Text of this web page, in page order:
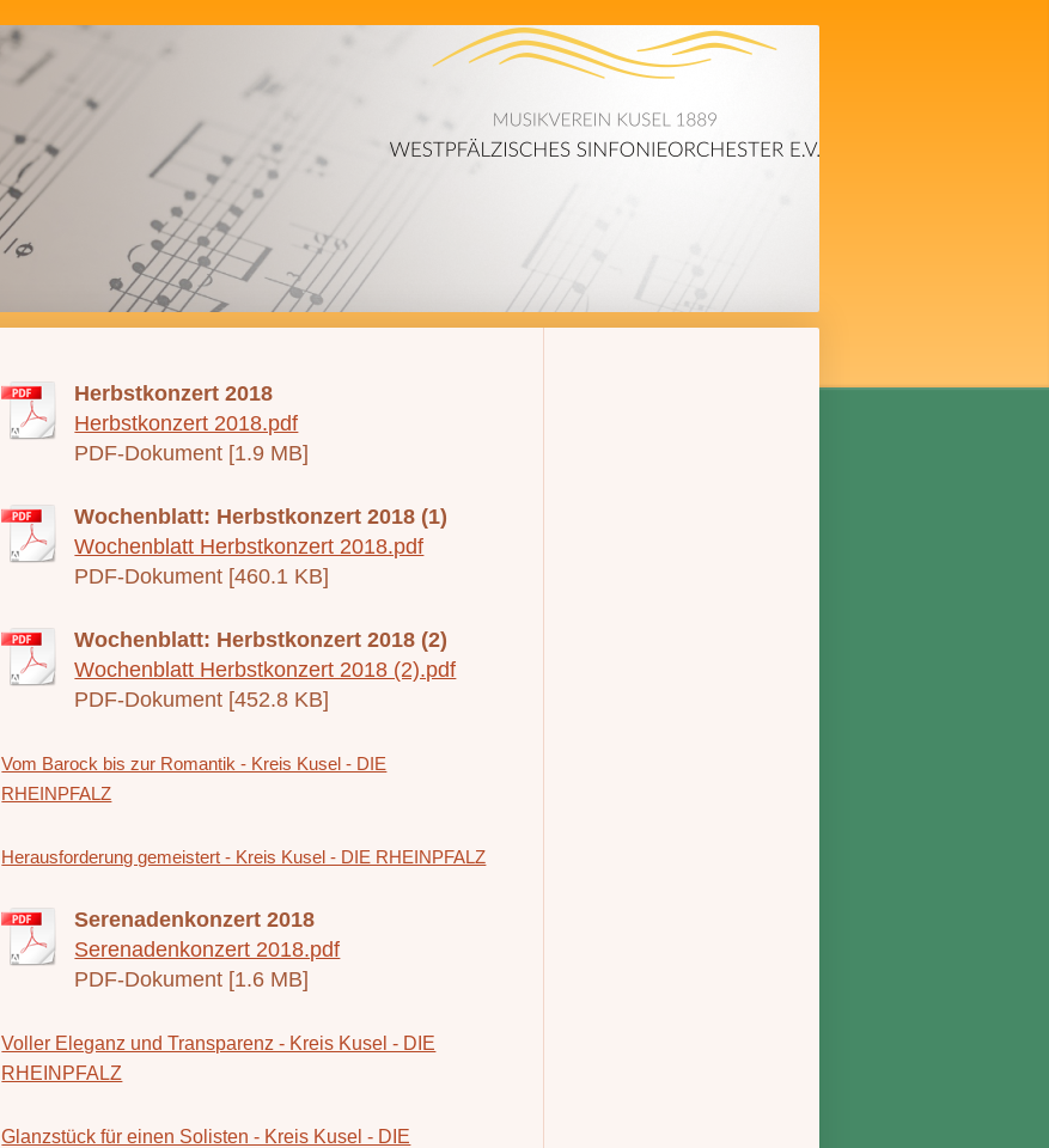
Herbstkonzert 2018
Herbstkonzert 2018.pdf
PDF-Dokument [1.9 MB]
Wochenblatt: Herbstkonzert 2018 (1)
Wochenblatt Herbstkonzert 2018.pdf
PDF-Dokument [460.1 KB]
Wochenblatt: Herbstkonzert 2018 (2)
Wochenblatt Herbstkonzert 2018 (2).pdf
PDF-Dokument [452.8 KB]
Vom Barock bis zur Romantik - Kreis Kusel - DIE
RHEINPFALZ
Herausforderung gemeistert - Kreis Kusel - DIE RHEINPFALZ
Serenadenkonzert 2018
Serenadenkonzert 2018.pdf
PDF-Dokument [1.6 MB]
Voller Eleganz und Transparenz - Kreis Kusel - DIE
RHEINPFALZ
Glanzstück für einen Solisten - Kreis Kusel - DIE